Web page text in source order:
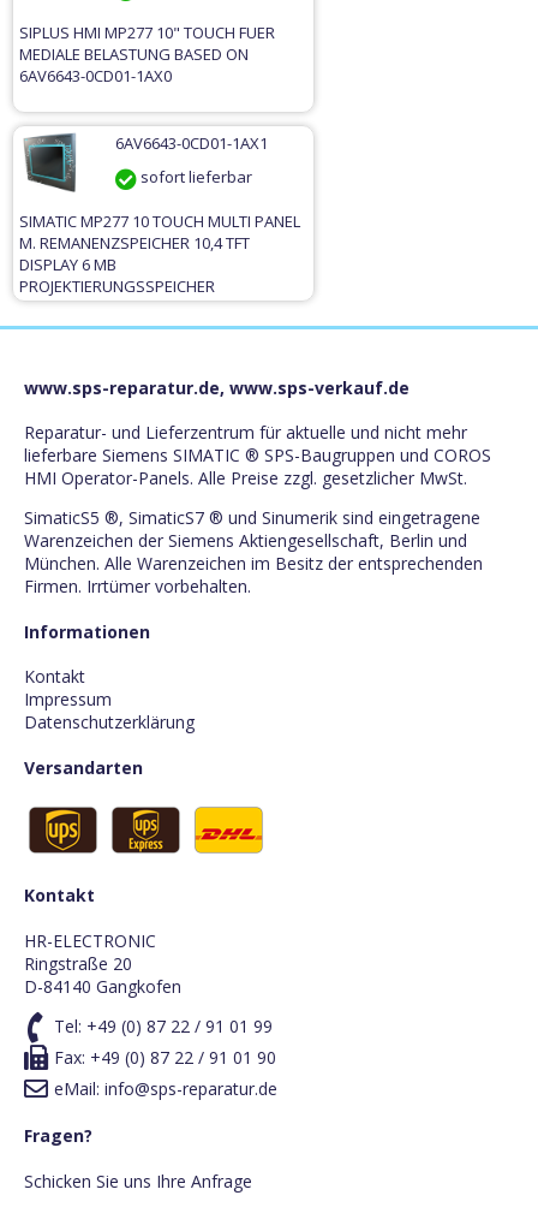
SIPLUS HMI MP277 10" TOUCH FUER
MEDIALE BELASTUNG BASED ON
6AV6643-0CD01-1AX0
6AV6643-0CD01-1AX1
sofort lieferbar
SIMATIC MP277 10 TOUCH MULTI PANEL
M. REMANENZSPEICHER 10,4 TFT
DISPLAY 6 MB
PROJEKTIERUNGSSPEICHER
PROJEKTIERBAR MIT WINCC FLEXIBLE
2005 STANDARD SP1
www.sps-reparatur.de, www.sps-verkauf.de
Reparatur- und Lieferzentrum für aktuelle und nicht mehr
lieferbare Siemens SIMATIC ® SPS-Baugruppen und COROS
HMI Operator-Panels. Alle Preise zzgl. gesetzlicher MwSt.
SimaticS5 ®, SimaticS7 ® und Sinumerik sind eingetragene
Warenzeichen der Siemens Aktiengesellschaft, Berlin und
München. Alle Warenzeichen im Besitz der entsprechenden
Firmen. Irrtümer vorbehalten.
Informationen
Kontakt
Impressum
Datenschutzerklärung
Versandarten
Kontakt
HR-ELECTRONIC
Ringstraße 20
D-84140 Gangkofen
Tel: +49 (0) 87 22 / 91 01 99
Fax: +49 (0) 87 22 / 91 01 90
eMail: info@sps-reparatur.de
Fragen?
Schicken Sie uns Ihre Anfrage